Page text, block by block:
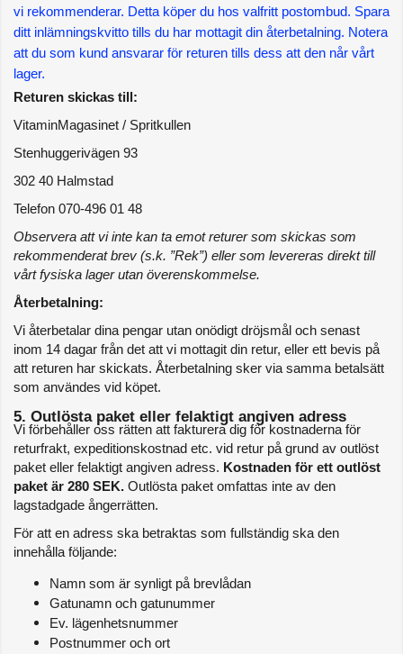
vi rekommenderar. Detta köper du hos valfritt postombud. Spara
ditt inlämningskvitto tills du har mottagit din återbetalning. Notera
att du som kund ansvarar för returen tills dess att den når vårt
lager.
Returen skickas till:
VitaminMagasinet / Spritkullen
Stenhuggerivägen 93
302 40 Halmstad
Telefon 070-496 01 48
Observera att vi inte kan ta emot returer som skickas som
rekommenderat brev (s.k. ”Rek”) eller som levereras direkt till
vårt fysiska lager utan överenskommelse.
Återbetalning:
Vi återbetalar dina pengar utan onödigt dröjsmål och senast
inom 14 dagar från det att vi mottagit din retur, eller ett bevis på
att returen har skickats. Återbetalning sker via samma betalsätt
som användes vid köpet.
5. Outlösta paket eller felaktigt angiven adress
Vi förbehåller oss rätten att fakturera dig för kostnaderna för
returfrakt, expeditionskostnad etc. vid retur på grund av outlöst
paket eller felaktigt angiven adress. Kostnaden för ett outlöst
paket är 280 SEK. Outlösta paket omfattas inte av den
lagstadgade ångerrätten.
För att en adress ska betraktas som fullständig ska den
innehålla följande:
Namn som är synligt på brevlådan
Gatunamn och gatunummer
Ev. lägenhetsnummer
Postnummer och ort